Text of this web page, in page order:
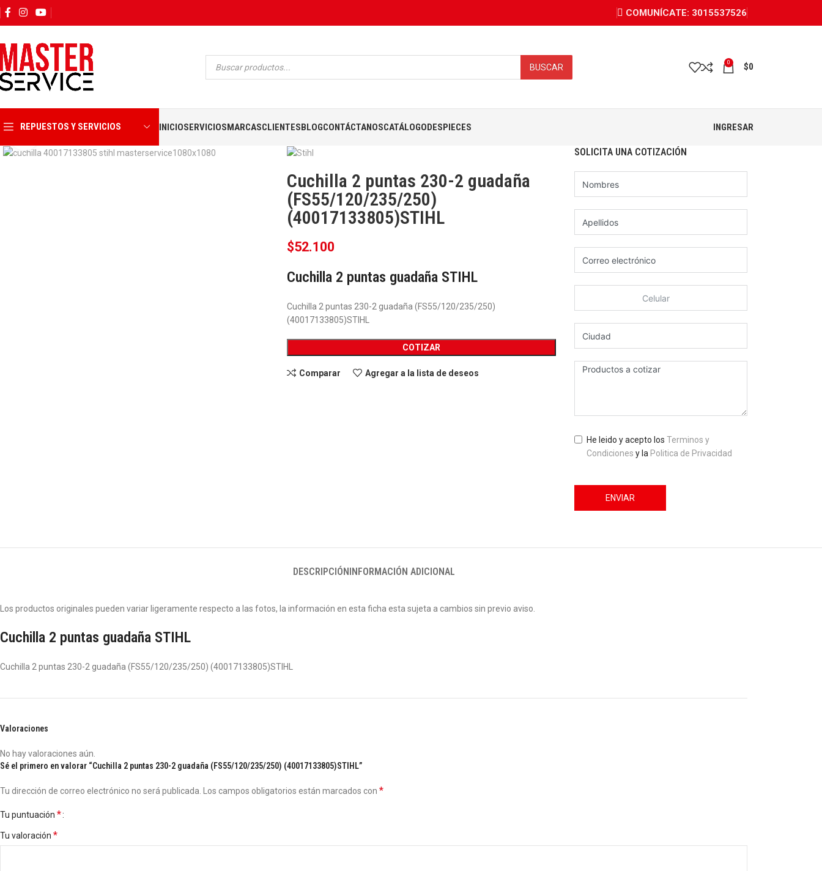
COMUNÍCATE: 3015537526
BUSCAR 0 $0
REPUESTOS Y SERVICIOS INICIOSERVICIOSMARCASCLIENTESBLOGCONTÁCTANOSCATÁLOGODESPIECES INGRESAR
Cuchilla 2 puntas 230-2 guadaña
(FS55/120/235/250)
(40017133805)STIHL
$52.100
Cuchilla 2 puntas guadaña STIHL
Cuchilla 2 puntas 230-2 guadaña (FS55/120/235/250)
(40017133805)STIHL
COTIZAR
Comparar Agregar a la lista de deseos
SOLICITA UNA COTIZACIÓN
He leido y acepto los Terminos y
Condiciones y la Politica de Privacidad
ENVIAR
DESCRIPCIÓNINFORMACIÓN ADICIONAL
Los productos originales pueden variar ligeramente respecto a las fotos, la información en esta ficha esta sujeta a cambios sin previo aviso.
Cuchilla 2 puntas guadaña STIHL
Cuchilla 2 puntas 230-2 guadaña (FS55/120/235/250) (40017133805)STIHL
Valoraciones
No hay valoraciones aún.
Sé el primero en valorar “Cuchilla 2 puntas 230-2 guadaña (FS55/120/235/250) (40017133805)STIHL”
Tu dirección de correo electrónico no será publicada. Los campos obligatorios están marcados con *
Tu puntuación *
Tu valoración *